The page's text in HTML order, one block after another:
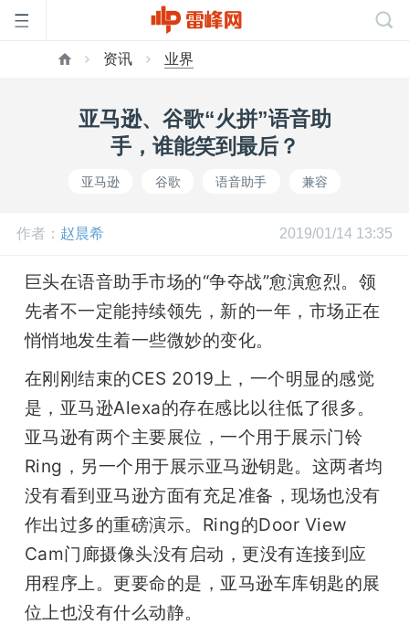
网
开
课
活
动
资讯 业界
亚马逊、谷歌“火拼”语音助
手，谁能笑到最后？
亚马逊 谷歌 语音助手 兼容
作者： 赵晨希 2019/01/14 13:35
巨头在语音助手市场的“争夺战”愈演愈烈。领
先者不一定能持续领先，新的一年，市场正在
悄悄地发生着一些微妙的变化。
在刚刚结束的CES 2019上，一个明显的感觉
是，亚马逊Alexa的存在感比以往低了很多。
亚马逊有两个主要展位，一个用于展示门铃
Ring，另一个用于展示亚马逊钥匙。这两者均
没有看到亚马逊方面有充足准备，现场也没有
作出过多的重磅演示。Ring的Door View
Cam门廊摄像头没有启动，更没有连接到应
用程序上。更要命的是，亚马逊车库钥匙的展
位上也没有什么动静。